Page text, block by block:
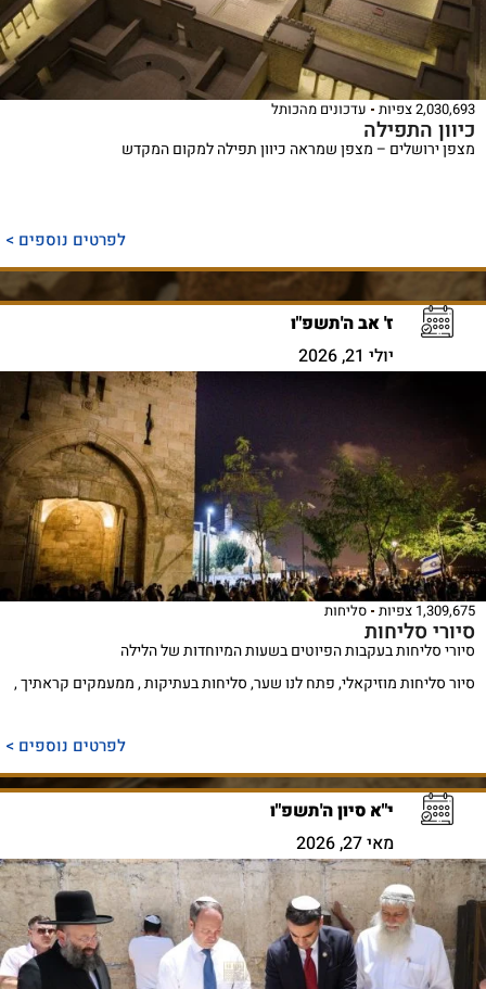
2,030,693 צפיות עדכונים מהכותל
כיוון התפילה
מצפן ירושלים – מצפן שמראה כיוון תפילה למקום המקדש
לפרטים נוספים >
ז' אב ה'תשפ"ו
יולי 21, 2026
1,309,675 צפיות סליחות
סיורי סליחות
סיורי סליחות בעקבות הפיוטים בשעות המיוחדות של הלילה
סיור סליחות מוזיקאלי, פתח לנו שער, סליחות בעתיקות , ממעמקים קראתיך ,
לפרטים נוספים >
י"א סיון ה'תשפ"ו
מאי 27, 2026